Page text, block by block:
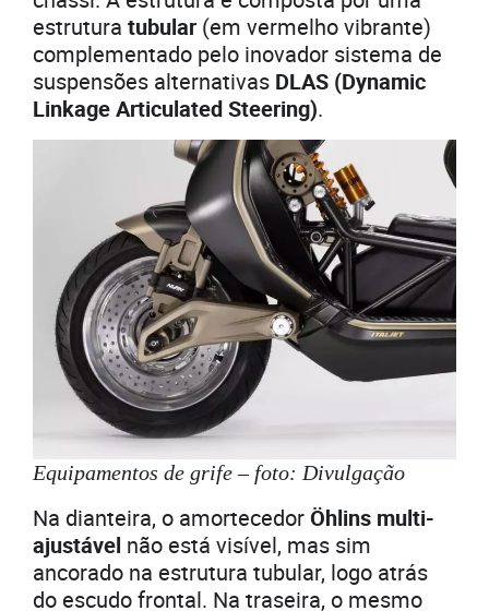
estrutura tubular (em vermelho vibrante)
complementado pelo inovador sistema de
suspensões alternativas DLAS (Dynamic
Linkage Articulated Steering).
Equipamentos de grife – foto: Divulgação
Na dianteira, o amortecedorÖhlins multi-
ajustável não está visível, mas sim
ancorado na estrutura tubular, logo atrás
do escudo frontal. Na traseira, o mesmo